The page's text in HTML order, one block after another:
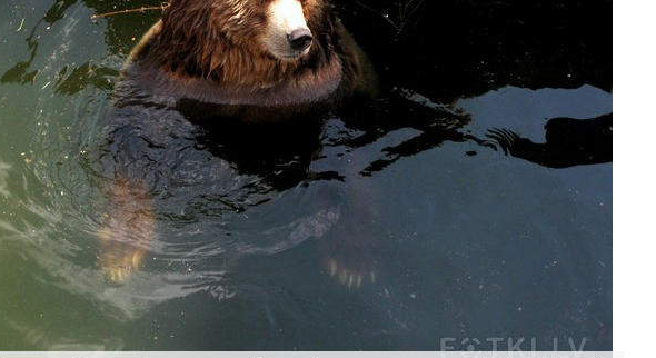
Печать в течение 1 часа в Риге – закажите онлайн
Различные форматы и виды бумаги для ваших фотографий
Доставка по всей Латвии или самовывоз